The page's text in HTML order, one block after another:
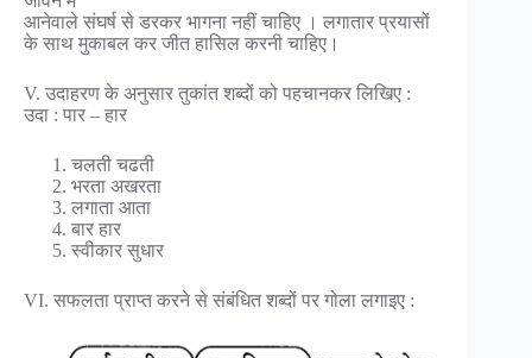
आनेवाले संघर्ष से डरकर भागना नहीं चाहिए । लगातार प्रयासों
के साथ मुकाबल कर जीत हासिल करनी चाहिए।
V. उदाहरण के अनुसार तुकांत शब्दों को पहचानकर लिखिए :
उदा : पार – हार
चलती चढती
भरता अखरता
लगाता आता
बार हार
स्वीकार सुधार
VI. सफलता प्राप्त करने से संबंधित शब्दों पर गोला लगाइए :